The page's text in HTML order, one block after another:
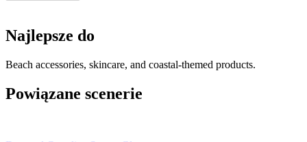
Najlepsze do
Beach accessories, skincare, and coastal-themed products.
Powiązane scenerie